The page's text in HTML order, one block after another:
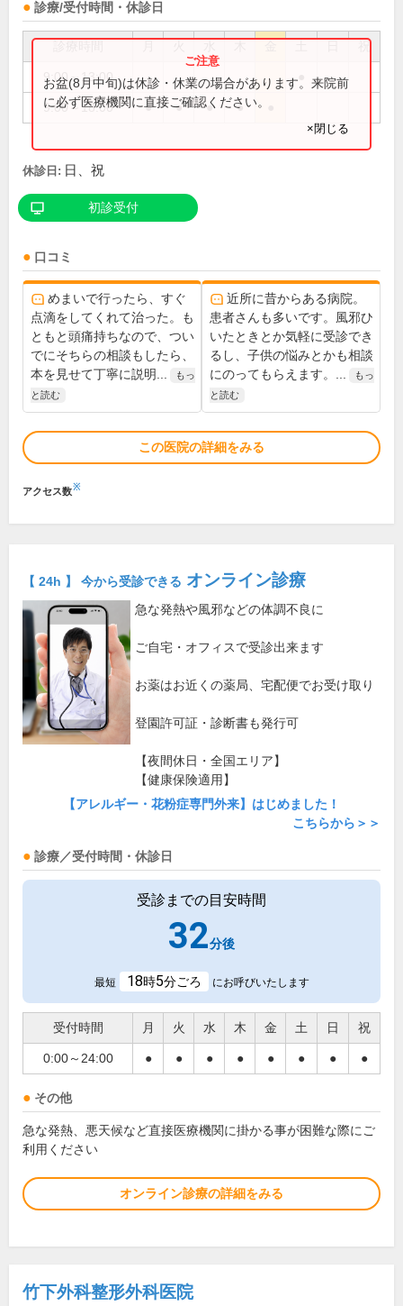
診療/受付時間・休診日
祝
9:00～13:00
9:00～18:00 ● ● ● ●
お盆(8月中旬)は休診・休業の場合があります。来院前
に必ず医療機関に直接ご確認ください。
×閉じる
休診日: 日、祝
初診受付
口コミ
めまいで行ったら、すぐ
点滴をしてくれて治った。も
ともと頭痛持ちなので、つい
でにそちらの相談もしたら、
本を見せて丁寧に説明...
もっ
と読む
近所に昔からある病院。
患者さんも多いです。風邪ひ
いたときとか気軽に受診でき
るし、子供の悩みとかも相談
にのってもらえます。...
もっ
と読む
この医院の詳細をみる
アクセス数※
【 24h 】 今から受診できる オンライン診療
急な発熱や風邪などの体調不良に
ご自宅・オフィスで受診出来ます
お薬はお近くの薬局、宅配便でお受け取り
登園許可証・診断書も発行可
【夜間休日・全国エリア】
【健康保険適用】
【アレルギー・花粉症専門外来】はじめました！
こちらから＞＞
診療／受付時間・休診日
受診までの目安時間
32分後
最短 18時5分ごろ にお呼びいたします
受付時間 月 火 水 木 金 土 日 祝
0:00～24:00 ● ● ● ● ● ● ● ●
その他
急な発熱、悪天候など直接医療機関に掛かる事が困難な際にご
利用ください
オンライン診療の詳細をみる
竹下外科整形外科医院